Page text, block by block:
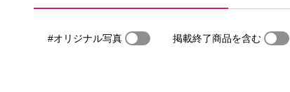
#オリジナル写真 掲載終了商品を含む